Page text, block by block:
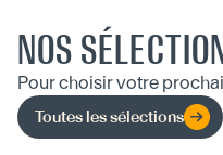
NOS
Pour choisir votre
Toutes les sélections